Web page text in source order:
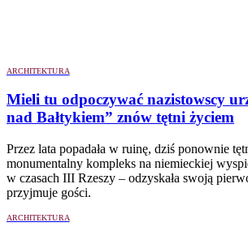
ARCHITEKTURA
Mieli tu odpoczywać nazistowscy
nad Bałtykiem” znów tętni życiem
Przez lata popadała w ruinę, dziś ponownie
monumentalny kompleks na niemieckiej
w czasach III Rzeszy – odzyskała swoją
przyjmuje gości.
ARCHITEKTURA